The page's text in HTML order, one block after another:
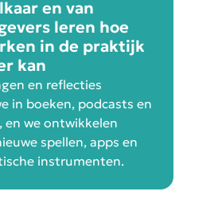
en van
leren hoe
in de praktijk
kan
en reflecties
in boeken, podcasts en
we ontwikkelen
spellen, apps en
instrumenten.